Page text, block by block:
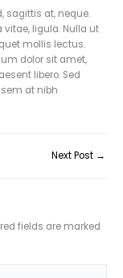
sagittis at, neque.
ligula. Nulla ut
mollis lectus.
dolor sit amet,
libero. Sed
at nibh
Next Post →
fields are marked